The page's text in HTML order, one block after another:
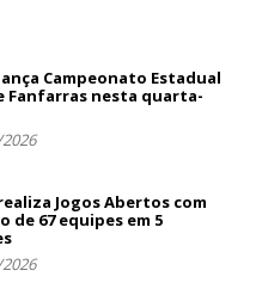
Campeonato Estadual
Fanfarras nesta quarta-
Jogos Abertos com
de 67 equipes em 5